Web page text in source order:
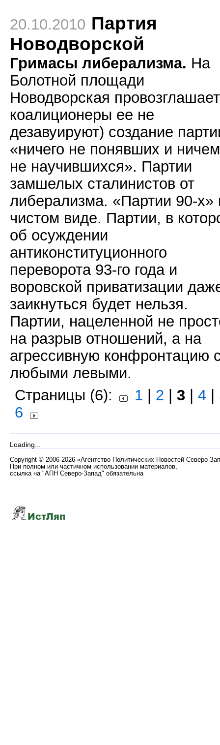
20.10.2010 Партия
Новодворской
Гримасы либерализма. На
Болотной площади
Новодворская
коалиционеры ее не
дезавуируют) создание
«ничего не понявших и
не научившихся». Партии
замшелых сталинистов от
либерализма. «Партии 90-х»
чистом виде. Партии, в
об осуждении
антиконституционного
переворота 93-го года и
воровской приватизации
заикнуться будет нельзя.
Партии, нацеленной не
на разрыв отношений, а на
агрессивную конфронтацию
любыми левыми.
Страницы (6):
1 2 3 4
6
Loading...
Copyright © 2006-2026 «Агентство Политических Новостей Северо-
При полном или частичном использовании материалов,
ссылка на "АПН Северо-Запад" обязательна